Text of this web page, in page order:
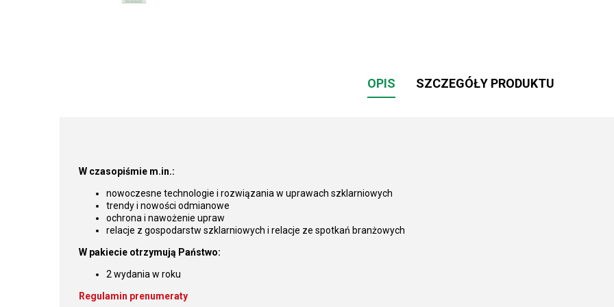
OPIS SZCZEGÓŁY PRODUKTU
W czasopiśmie m.in.:
nowoczesne technologie i rozwiązania w uprawach szklarniowych
trendy i nowości odmianowe
ochrona i nawożenie upraw
relacje z gospodarstw szklarniowych i relacje ze spotkań branżowych
W pakiecie otrzymują Państwo:
2 wydania w roku
Regulamin prenumeraty